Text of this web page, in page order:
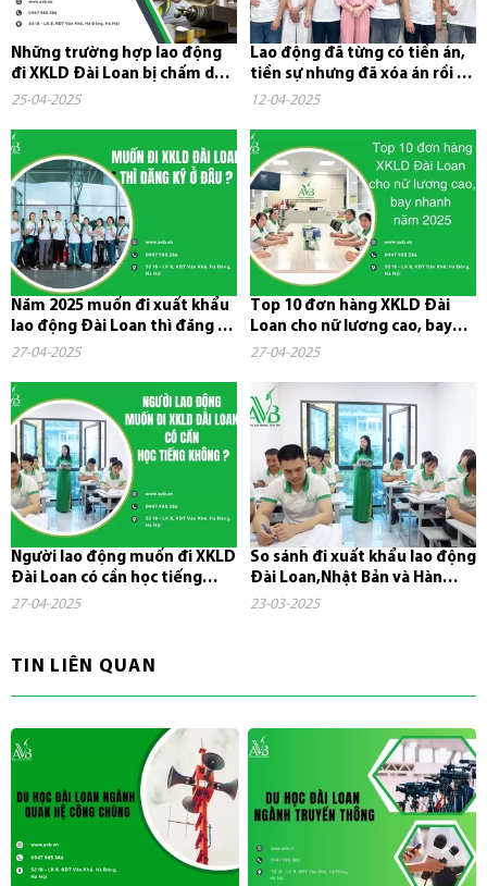
Những trường hợp lao động
đi XKLD Đài Loan bị chấm dứt
hợp đồng và phải về nước
25-04-2025
Lao động đã từng có tiền án,
tiền sự nhưng đã xóa án rồi có
đi xuất khẩu lao...
12-04-2025
Năm 2025 muốn đi xuất khẩu
lao động Đài Loan thì đăng ký
ở đâu?
27-04-2025
Top 10 đơn hàng XKLD Đài
Loan cho nữ lương cao, bay
nhanh năm 2025
27-04-2025
Người lao động muốn đi XKLD
Đài Loan có cần học tiếng
không?
27-04-2025
So sánh đi xuất khẩu lao động
Đài Loan,Nhật Bản và Hàn
Quốc
23-03-2025
TIN LIÊN QUAN